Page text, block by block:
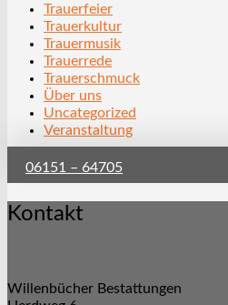
Trauerfeier
Trauerkultur
Trauermusik
Trauerrede
Trauerschmuck
Über uns
Uncategorized
Veranstaltung
06151 – 64705
Kontakt
Willenbücher Bestattungen